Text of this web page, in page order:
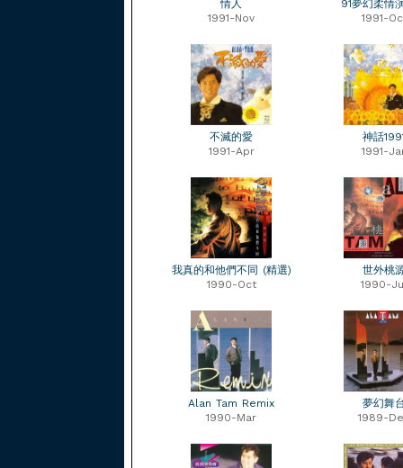
情人
1991-Nov
91夢幻柔情
1991-
不滅的愛
1991-Apr
神話
1991-
我真的和他們不同 (精選)
1990-Oct
世外桃
1990-
Alan Tam Remix
1990-Mar
夢幻舞
1989-